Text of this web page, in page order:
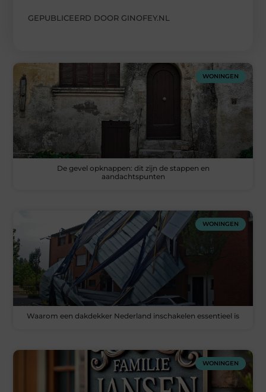
GEPUBLICEERD DOOR GINOFEY.NL
WONINGEN
De gevel opknappen: dit zijn de stappen en
aandachtspunten
WONINGEN
Waarom een dakdekker Nederland inschakelen essentieel is
WONINGEN